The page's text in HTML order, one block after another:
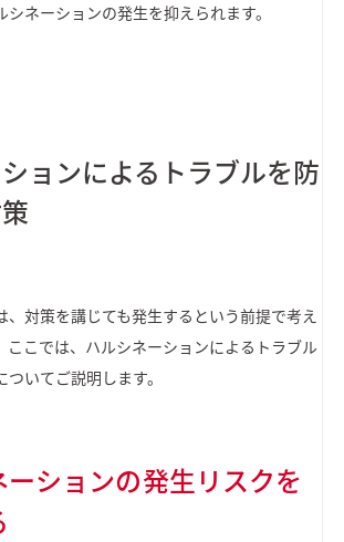
ネーションの発生を抑えられます。
ョンによるトラブルを防
、対策を講じても発生するという前提で考え
ここでは、ハルシネーションによるトラブル
いてご説明します。
ーションの発生リスクを